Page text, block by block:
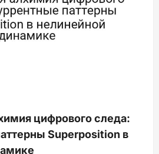
цифрового следа:
Superposition в